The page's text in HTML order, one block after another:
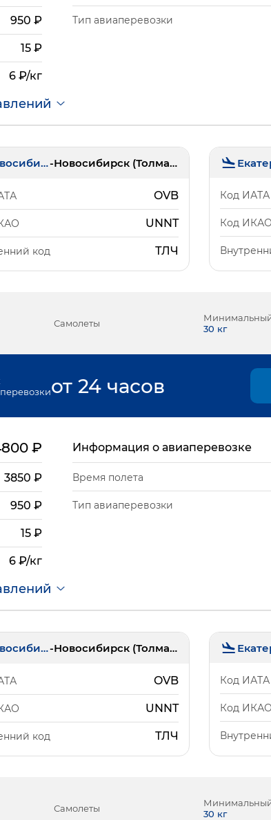
950 ₽
15₽
6 ₽/кг
Тип авиаперевозки
Новосибирск- Новосибирск (Толмачёво)
OVB
UNNT
код ТЛЧ
Код ИАТА
Код ИКАО
Самолеты
30 кг
от 24 часов
₽
3850 ₽
950 ₽
15₽
6 ₽/кг
Информация о авиаперевозке
Время полета
Тип авиаперевозки
Новосибирск- Новосибирск (Толмачёво)
OVB
UNNT
код ТЛЧ
Код ИАТА
Код ИКАО
Самолеты
30 кг